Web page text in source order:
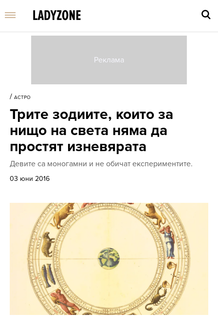
/ АСТРО
Трите зодиите, които за
нищо на света няма да
простят изневярата
Девите са моногамни и не обичат експериментите.
03 юни 2016